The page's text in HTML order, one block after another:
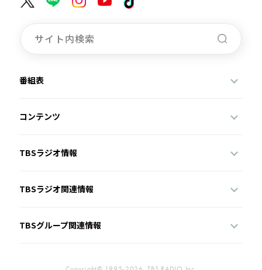
番組表
コンテンツ
TBSラジオ情報
TBSラジオ関連情報
TBSグループ関連情報